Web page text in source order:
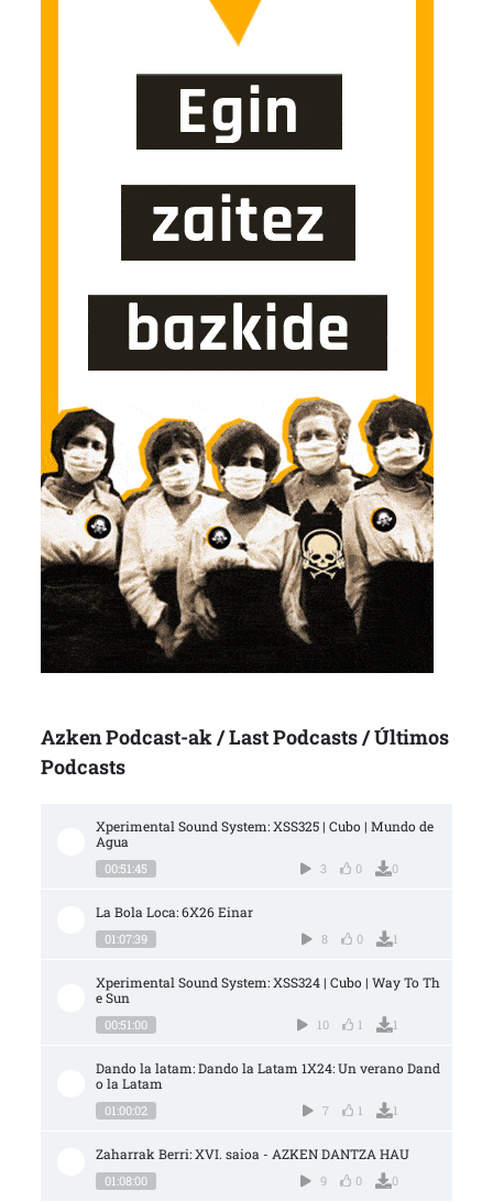
Azken Podcast-ak / Last Podcasts / Últimos
Podcasts
Xperimental Sound System: XSS325 | Cubo | Mundo de
Agua
00:51:45 3 0 0
La Bola Loca: 6X26 Einar
01:07:39 8 0 1
Xperimental Sound System: XSS324 | Cubo | Way To Th
e Sun
00:51:00 10 1 1
Dando la latam: Dando la Latam 1X24: Un verano Dand
o la Latam
01:00:02 7 1 1
Zaharrak Berri: XVI. saioa - AZKEN DANTZA HAU
01:08:00 9 0 0